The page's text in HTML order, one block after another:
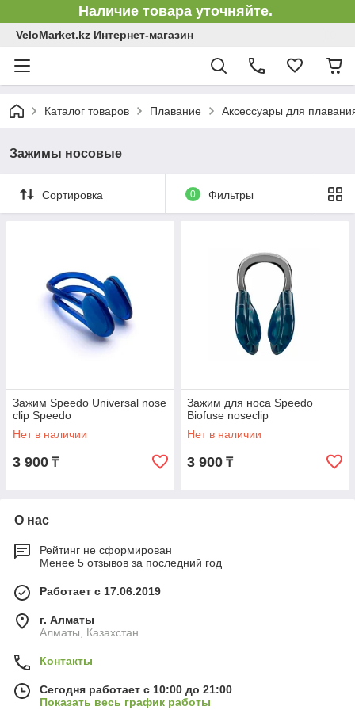
Наличие товара уточняйте.
VeloMarket.kz Интернет-магазин
Каталог товаров Плавание Аксессуары для
Зажимы носовые
Сортировка 0 Фильтры
Зажим Speedo Universal nose
clip Speedo
Нет в наличии
3 900 ₸
Зажим для носа Speedo
Biofuse noseclip
Нет в наличии
3 900 ₸
О нас
Рейтинг не сформирован
Менее 5 отзывов за последний год
Работает с 17.06.2019
г. Алматы
Алматы, Казахстан
Контакты
Сегодня работает с 10:00 до 21:00
Показать весь график работы